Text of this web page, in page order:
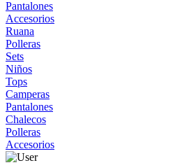
Pantalones
Accesorios
Ruana
Polleras
Sets
Niños
Tops
Camperas
Pantalones
Chalecos
Polleras
Accesorios